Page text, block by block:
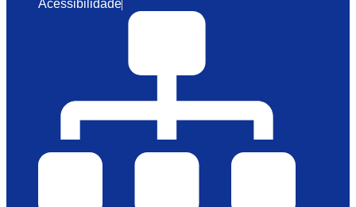
Acessibilidade